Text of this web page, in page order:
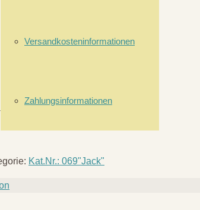
Versandkosteninformationen
Zahlungsinformationen
Kat.Nr.: 069"Jack"